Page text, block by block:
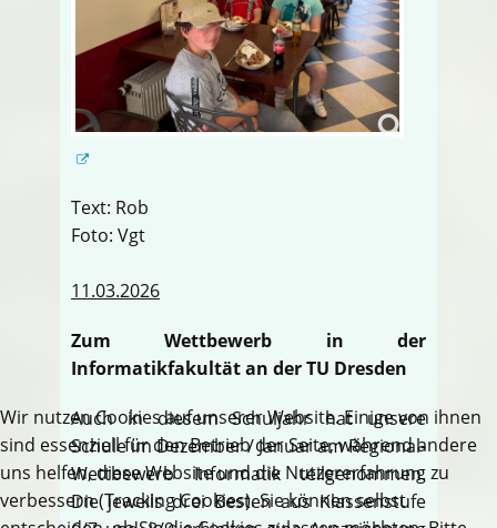
Text: Rob
Foto: Vgt
11.03.2026
Zum Wettbewerb in der
Informatikfakultät an der TU Dresden
Auch in diesem Schuljahr hat unsere
Schule im Dezember / Januar am Regional-
Wettbewerb Informatik teilgenommen.
Die jeweils drei Besten aus Klassenstufe
Wir nutzen Cookies auf unserer Website. Einige von ihnen
sind essenziell für den Betrieb der Seite, während andere
uns helfen, diese Website und die Nutzererfahrung zu
verbessern (Tracking Cookies). Sie können selbst